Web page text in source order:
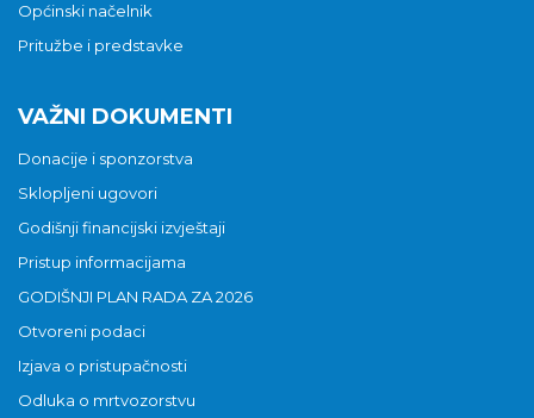
Općinski načelnik
Pritužbe i predstavke
VAŽNI DOKUMENTI
Donacije i sponzorstva
Sklopljeni ugovori
Godišnji financijski izvještaji
Pristup informacijama
GODIŠNJI PLAN RADA ZA 2026
Otvoreni podaci
Izjava o pristupačnosti
Odluka o mrtvozorstvu